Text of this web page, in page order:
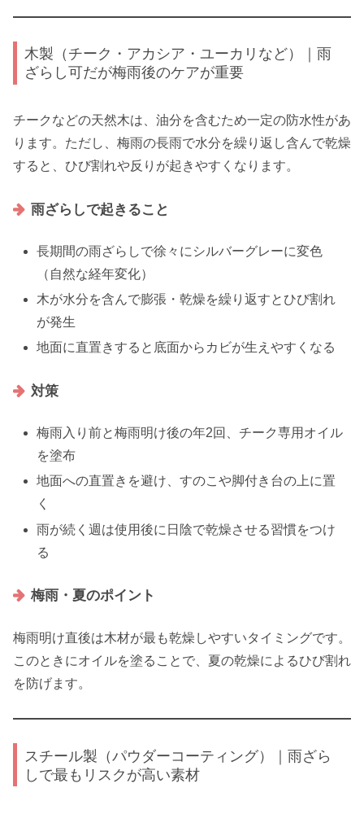
木製（チーク・アカシア・ユーカリなど）｜雨
ざらし可だが梅雨後のケアが重要
チークなどの天然木は、油分を含むため一定の防水性があ
ります。ただし、梅雨の長雨で水分を繰り返し含んで乾燥
すると、ひび割れや反りが起きやすくなります。
雨ざらしで起きること
長期間の雨ざらしで徐々にシルバーグレーに変色
（自然な経年変化）
木が水分を含んで膨張・乾燥を繰り返すとひび割れ
が発生
地面に直置きすると底面からカビが生えやすくなる
対策
梅雨入り前と梅雨明け後の年2回、チーク専用オイル
を塗布
地面への直置きを避け、すのこや脚付き台の上に置
く
雨が続く週は使用後に日陰で乾燥させる習慣をつけ
る
梅雨・夏のポイント
梅雨明け直後は木材が最も乾燥しやすいタイミングです。
このときにオイルを塗ることで、夏の乾燥によるひび割れ
を防げます。
スチール製（パウダーコーティング）｜雨ざら
しで最もリスクが高い素材